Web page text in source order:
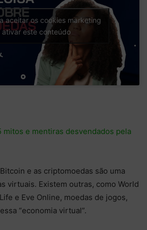
aceitar os cookies marketing
ativar este conteúdo
mitos e mentiras desvendados pela
e as criptomoedas são uma
virtuais. Existem outras, como World
e Eve Online, moedas de jogos,
“economia virtual”.